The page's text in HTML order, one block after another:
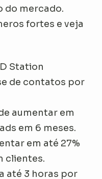
do mercado.
fortes e veja
Station
de contatos por
aumentar em
em 6 meses.
em até 27%
clientes.
até 3 horas por